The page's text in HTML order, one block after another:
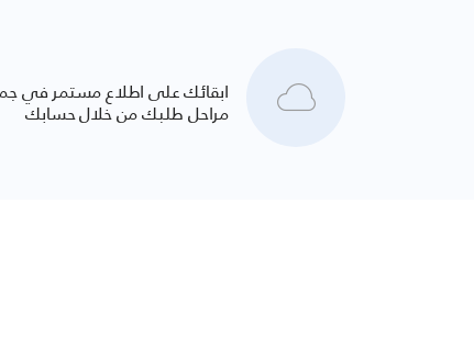
ابقائك على اطلاع مستمر في
مراحل طلبك من خلال حسابك